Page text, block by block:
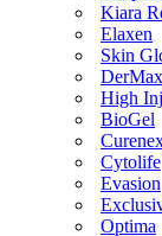
Kiara
Elaxen
Skin
High
BioGel
Cytolife
Evasion
Optima